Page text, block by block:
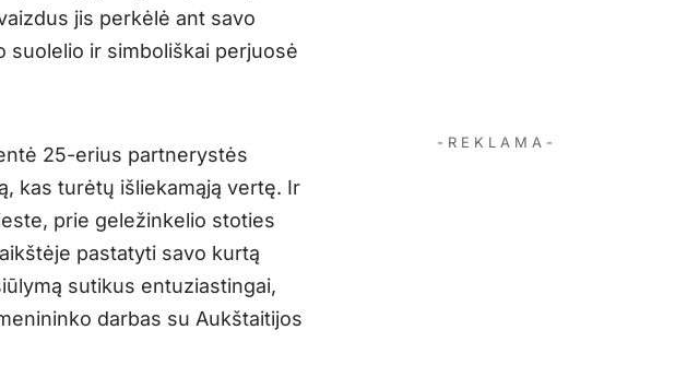
jis perkėlė ant savo
suolelio ir simboliškai perjuosė
25-erius partnerystės
kas turėtų išliekamąją vertę. Ir
prie geležinkelio stoties
pastatyti savo kurtą
sutikus entuziastingai,
darbas su Aukštaitijos
- R E K L A M A -